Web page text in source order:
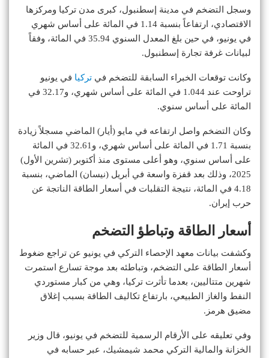
وسجل التضخم في مدينة إسطنبول، كبرى مدن تركيا ومركزها
الاقتصادي، ارتفاعاً بنسبة 1.14 في المائة على أساس شهري
في يونيو، في حين بلغ المعدل السنوي 35.94 في المائة، وفقاً
لبيانات غرفة تجارة إسطنبول.
وكانت توقعات الخبراء السابقة للتضخم في تركيا في يونيو
تراوحت عند 1.044 في المائة على أساس شهري، و32.17 في
المائة على أساس سنوي.
وكان التضخم واصل ارتفاعه في مايو (أيار) الماضي مسجلاً زيادة
بنسبة 1.71 في المائة على أساس شهري، و32.61 في المائة
على أساس سنوي، وهو أعلى مستوى منذ أكتوبر (تشرين الأول)
2025، وذلك بعد قفزة واسعة في أبريل (نيسان) الماضي، بنسبة
4.18 في المائة، نتيجة التقلبات في أسعار الطاقة الناتجة عن
حرب إيران.
أسعار الطاقة وتباطؤ التضخم
وكشفت بيانات معهد الإحصاء التركي في يونيو عن تراجع ضغوط
أسعار الطاقة على التضخم، وتباطئه بعد موجة تسارع استمرت
شهرين متتاليين، بعدما تأثرت تركيا، وهي من كبار مستوردي
النفط والغاز الطبيعي، بارتفاع تكاليف الطاقة بسبب إغلاق
مضيق هرمز.
وفي تعليقه على الأرقام الرسمية للتضخم في يونيو، قال وزير
الخزانة والمالية التركي محمد شيمشيك، عبر حسابه في